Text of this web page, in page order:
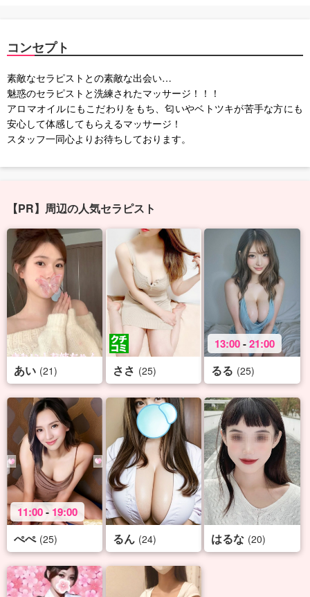
コンセプト
素敵なセラピストとの素敵な出会い…
魅惑のセラピストと洗練されたマッサージ！！！
アロマオイルにもこだわりをもち、匂いやベトツキが苦手な方にも
安心して体感してもらえるマッサージ！
スタッフ一同心よりお待ちしております。
【PR】周辺の人気セラピスト
あい (21) ささ (25)
13:00-21:00
るる (25)
11:00- 19:00
ぺぺ (25) るん (24) はるな (20)